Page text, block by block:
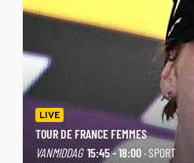
LIVE
TOUR DE FRANCE FEMMES
VANMIDDAG 15:45 - 18:00 · SPORT